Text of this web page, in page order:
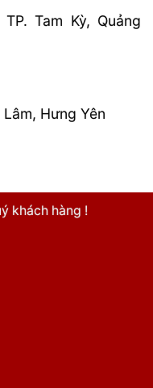
Tam Kỳ, Quảng
Hưng Yên
khách hàng !